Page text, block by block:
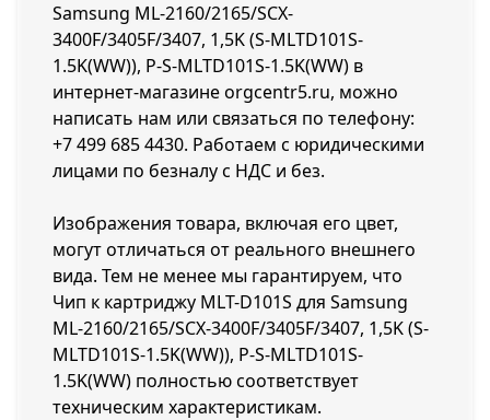
Samsung ML-2160/2165/SCX-
3400F/3405F/3407, 1,5K (S-MLTD101S-
1.5K(WW)), P-S-MLTD101S-1.5K(WW) в
интернет-магазине orgcentr5.ru, можно
написать нам или связаться по телефону:
+7 499 685 4430. Работаем с юридическими
лицами по безналу с НДС и без.
Изображения товара, включая его цвет,
могут отличаться от реального внешнего
вида. Тем не менее мы гарантируем, что
Чип к картриджу MLT-D101S для Samsung
ML-2160/2165/SCX-3400F/3405F/3407, 1,5K (S-
MLTD101S-1.5K(WW)), P-S-MLTD101S-
1.5K(WW) полностью соответствует
техническим характеристикам.